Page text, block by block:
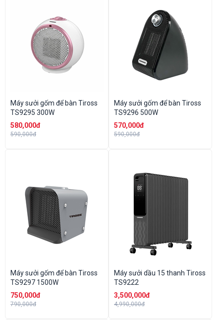
Máy sưởi gốm để bàn Tiross
TS9295 300W
580,000đ
590,000đ
Máy sưởi gốm để bàn Tiross
TS9296 500W
570,000đ
590,000đ
Máy sưởi gốm để bàn Tiross
TS9297 1500W
750,000đ
790,000đ
Máy sưởi dầu 15 thanh Tiross
TS9222
3,500,000đ
4,990,000đ